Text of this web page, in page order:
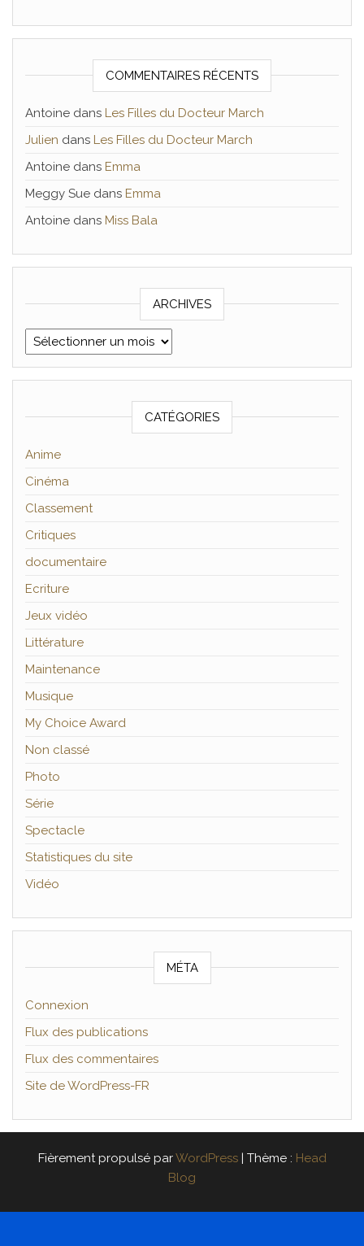
COMMENTAIRES RÉCENTS
Antoine dans Les Filles du Docteur March
Julien dans Les Filles du Docteur March
Antoine dans Emma
Meggy Sue dans Emma
Antoine dans Miss Bala
ARCHIVES
Archives
CATÉGORIES
Anime
Cinéma
Classement
Critiques
documentaire
Ecriture
Jeux vidéo
Littérature
Maintenance
Musique
My Choice Award
Non classé
Photo
Série
Spectacle
Statistiques du site
Vidéo
MÉTA
Connexion
Flux des publications
Flux des commentaires
Site de WordPress-FR
Fièrement propulsé parWordPress | Thème : Head
Blog